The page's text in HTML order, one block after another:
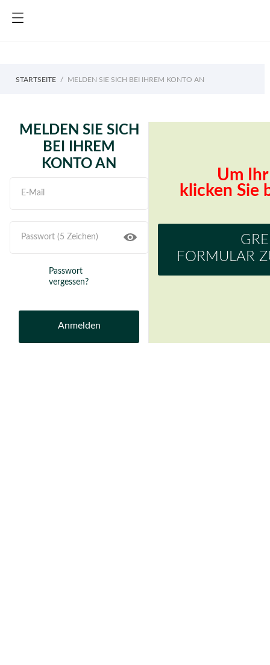
STARTSEITE MELDEN SIE SICH BEI IHREM KONTO AN
MELDEN SIE SICH
BEI IHREM
KONTO AN
Passwort
vergessen?
Anmelden
Um
klicken Sie
FORMULAR